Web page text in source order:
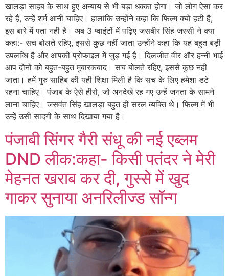
खालड़ा साहब के साथ हुए अन्याय से भी बड़ा धक्का होगा। जो लोग ऐसा कर
रहे हैं, उन्हें शर्म आनी चाहिए। हालांकि उन्होंने कहा कि फिल्म क्यों हटी है,
इस बारे में पता नही है। अब 3 प्वाइंटों में पढ़िए जसबीर सिंह जस्सी ने क्या
कहा:- सच बोलते रहिए, इससे कुछ नहीं जाता उन्होंने कहा कि यह बहुत बड़ी
उपलब्धि है और आपकी प्रोफाइल में जुड़ गई है। दिलजीत वीर और हन्नी भाई
आप दोनों को बहुत-बहुत मुबारकबाद। सच बोलते रहिए, इससे कुछ नहीं
जाता। हमें गुरु साहिब की यही शिक्षा मिली है कि सच के लिए हमेशा डटे
रहना चाहिए। पंजाब के ऐसे हीरो, जो अनदेखे रह गए उन्हें जनता के सामने
लाना चाहिए। जसवंत सिंह खालड़ा बहुत ही सरल व्यक्ति थे। फिल्म में भी
उन्हें उसी सादगी के साथ दिखाया गया है।
पंजाबी सिंगर गैरी संधू की नई एब्लम
DND लीक:कहा- किसी पतंदर ने मेरी
मेहनत खराब कर दी, गुस्से में खुद
गाकर सुनाया अनरिलीज्ड सॉन्ग